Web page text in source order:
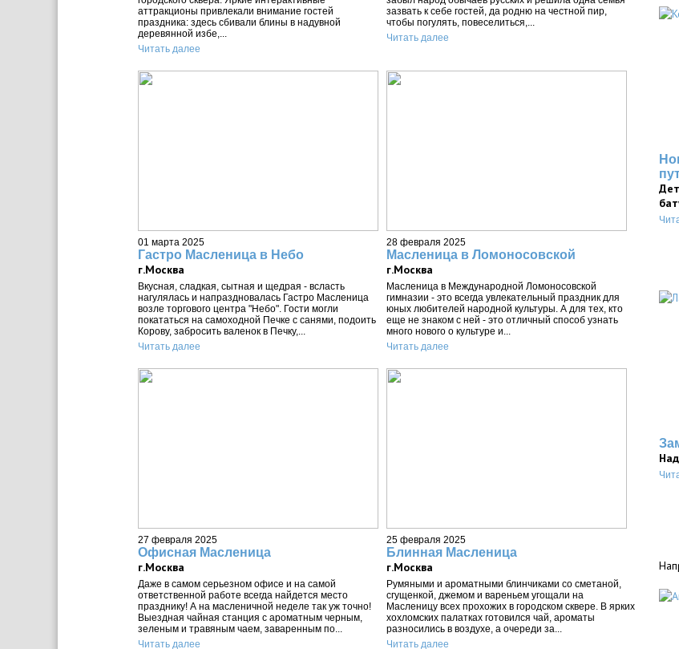
аттракционы привлекали внимание гостей
праздника: здесь сбивали блины в надувной
деревянной избе,...
Читать далее
зазвать к себе гостей, да родню на честной пир,
чтобы погулять, повеселиться,...
Читать далее
01 марта 2025
Гастро Масленица в Небо
г.Москва
Вкусная, сладкая, сытная и щедрая - всласть
нагулялась и напраздновалась Гастро Масленица
возле торгового центра "Небо". Гости могли
покататься на самоходной Печке с санями, подоить
Корову, забросить валенок в Печку,...
Читать далее
28 февраля 2025
Масленица в Ломоносовской
г.Москва
Масленица в Международной Ломоносовской
гимназии - это всегда увлекательный праздник для
юных любителей народной культуры. А для тех, кто
еще не знаком с ней - это отличный способ узнать
много нового о культуре и...
Читать далее
27 февраля 2025
Офисная Масленица
г.Москва
Даже в самом серьезном офисе и на самой
ответственной работе всегда найдется место
празднику! А на масленичной неделе так уж точно!
Выездная чайная станция с ароматным черным,
зеленым и травяным чаем, заваренным по...
Читать далее
25 февраля 2025
Блинная Масленица
г.Москва
Румяными и ароматными блинчиками со сметаной,
сгущенкой, джемом и вареньем угощали на
Масленицу всех прохожих в городском сквере. В ярких
хохломских палатках готовился чай, ароматы
разносились в воздухе, а очереди за...
Читать далее